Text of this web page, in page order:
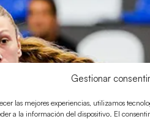
Gestionar
las mejores experiencias, utilizamos
a la información del dispositivo. El